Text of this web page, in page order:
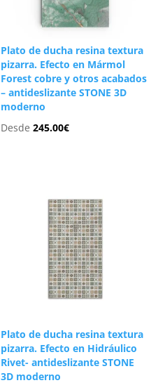
Plato de ducha resina textura
pizarra. Efecto en Mármol
Forest cobre y otros acabados
– antideslizante STONE 3D
moderno
Desde 245.00€
Plato de ducha resina textura
pizarra. Efecto en Hidráulico
Rivet- antideslizante STONE
3D moderno